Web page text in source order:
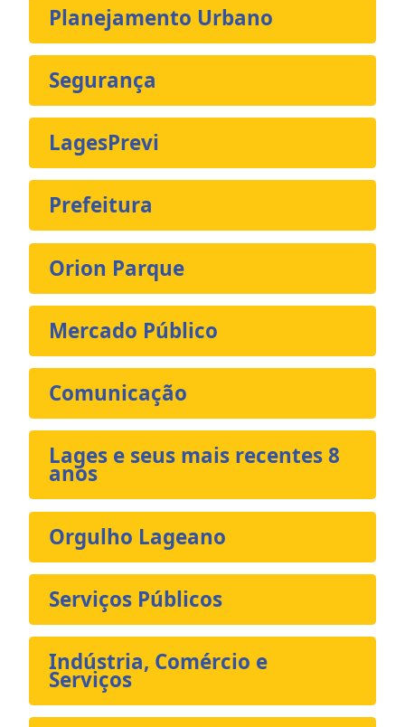
Planejamento Urbano
Segurança
LagesPrevi
Prefeitura
Orion Parque
Mercado Público
Comunicação
Lages e seus mais recentes 8
anos
Orgulho Lageano
Serviços Públicos
Indústria, Comércio e
Serviços